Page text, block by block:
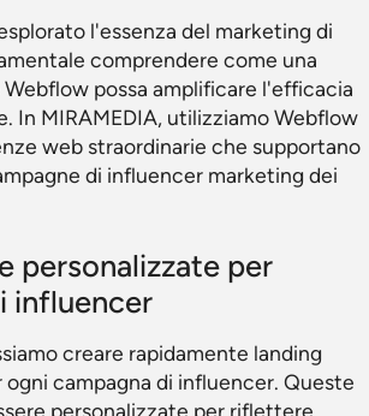
l'essenza del marketing di
comprendere come una
possa amplificare l'efficacia
In MIRAMEDIA, utilizziamo Webflow
web straordinarie che supportano
di influencer marketing dei
personalizzate per
influencer
creare rapidamente landing
campagna di influencer. Queste
personalizzate per riflettere